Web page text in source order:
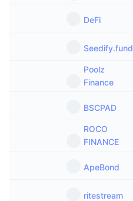
DeFi
Seedify.fund
Poolz
Finance
BSCPAD
ROCO
FINANCE
ApeBond
ritestream